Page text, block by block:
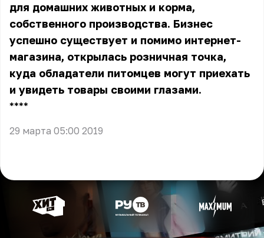
для домашних животных и корма,
собственного производства. Бизнес
успешно существует и помимо интернет-
магазина, открылась розничная точка,
куда обладатели питомцев могут приехать
и увидеть товары своими глазами.
** **
29 марта 05:00 2019